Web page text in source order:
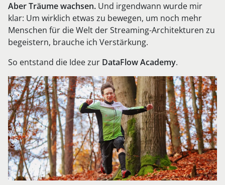
Aber Träume wachsen. Und irgendwann wurde mir
klar: Um wirklich etwas zu bewegen, um noch mehr
Menschen für die Welt der Streaming-Architekturen zu
begeistern, brauche ich Verstärkung.
So entstand die Idee zur DataFlow Academy.